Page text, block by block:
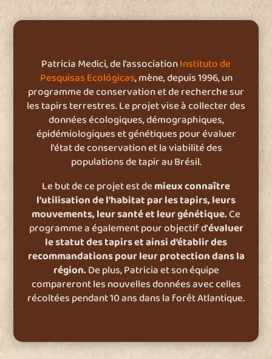
Patricia Medici, de l’associationInstituto de
Pesquisas Ecológicas, mène, depuis 1996, un
programme de conservation et de recherche sur
les tapirs terrestres. Le projet vise à collecter des
données écologiques, démographiques,
épidémiologiques et génétiques pour évaluer
l’état de conservation et la viabilité des
populations de tapir au Brésil.
Le but de ce projet est demieux connaître
l’utilisation de l’habitat par les tapirs, leurs
mouvements, leur santé et leur génétique.Ce
programme a également pour objectif d’évaluer
le statut des tapirs et ainsi d’établir des
recommandations pour leur protection dans la
région.De plus, Patricia et son équipe
compareront les nouvelles données avec celles
récoltées pendant 10 ans dans la forêt Atlantique.